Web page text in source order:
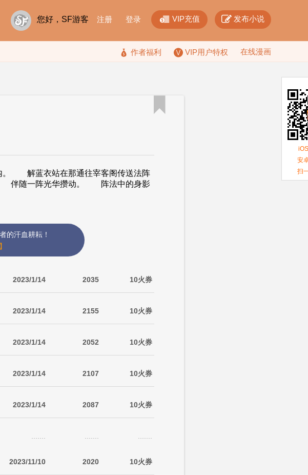
您好，SF游客 注册 登录  VIP充值  发布小说
 作者福利 VIP用户特权 在线漫画
解蓝衣站在那通往宰客阁传送法阵
伴随一阵光华攒动。 阵法中的身影
的汗血耕耘！
2023/1/14 2035 10火券
2023/1/14 2155 10火券
2023/1/14 2052 10火券
2023/1/14 2107 10火券
2023/1/14 2087 10火券
2023/11/10 2020 10火券

安
扫